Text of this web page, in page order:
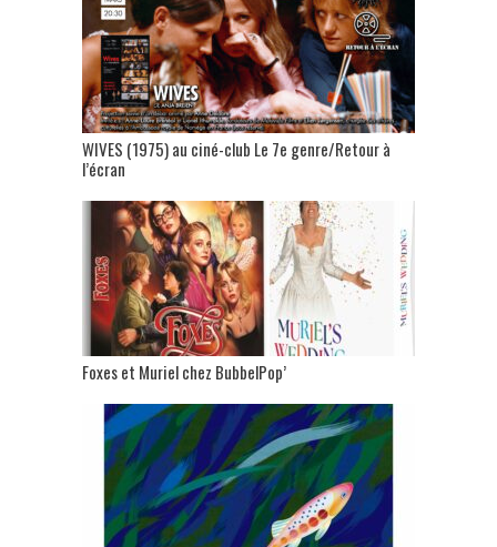
WIVES (1975) au ciné-club Le 7e genre/Retour à
l’écran
Foxes et Muriel chez BubbelPop’